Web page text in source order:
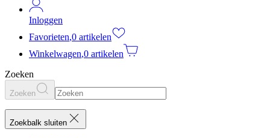
Inloggen
Favorieten,0 artikelen
Winkelwagen,0 artikelen
Zoeken
Zoeken
Zoekbalk sluiten